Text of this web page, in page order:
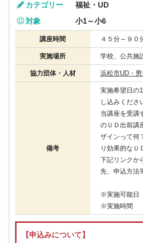
カテゴリー
福祉・UD
対象
小1～小6
講座時間 ４５分～９０
実施場所 学校、公共施
協力団体・人材 浜松市UD・
備考
実施希望日の
し込みくださ
当講座を受講
のＵＤ出前講
ザインって何
り効果的なＵ
下記リンクか
先、申込方法
※実施可能日
※実施時間
【申込みについて】